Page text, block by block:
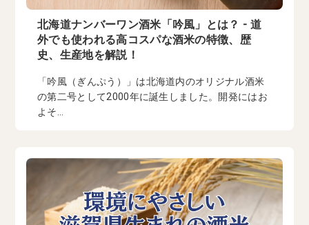
北海道ナンバーワン酒米「吟風」とは？ - 道
外でも使われる高コスパな酒米の特徴、歴
史、生産地を解説！
「吟風（ぎんぷう）」は北海道内のオリジナル酒米
の第二号として2000年に誕生しました。開発にはお
よそ...